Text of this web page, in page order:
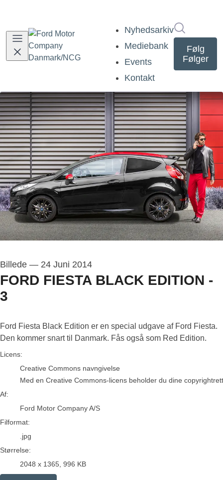
Nyhedsarkiv
Mediebank
Events
Kontakt
Følg
Følger
Billede — 24 Juni 2014
FORD FIESTA BLACK EDITION -
3
Ford Fiesta Black Edition er en special udgave af Ford Fiesta.
Den kommer snart til Danmark. Fås også som Red Edition.
Ford Motor Company A/S
Licens:
Creative Commons navngivelse
Med en Creative Commons-licens beholder du dine
Af:
Ford Motor Company A/S
Filformat:
.jpg
Størrelse:
2048 x 1365, 996 KB